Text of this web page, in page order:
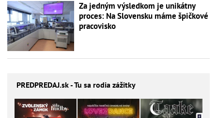
Za jedným výsledkom je unikátny
proces: Na Slovensku máme špičkové
pracovisko
PREDPREDAJ.sk - Tu sa rodia zážitky